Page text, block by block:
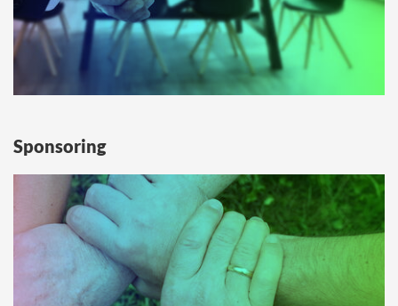
Sponsoring